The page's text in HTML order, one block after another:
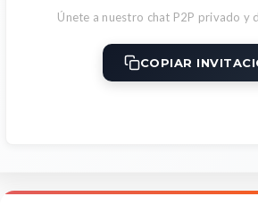
Únete a nuestro chat P2P privado y
COPIAR